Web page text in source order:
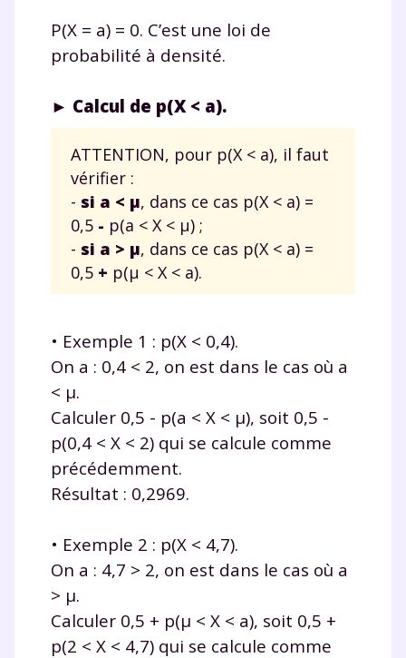
P(X = a) = 0. C’est une loi de
probabilité à densité.
► Calcul de p(X < a).
ATTENTION, pour p(X < a), il faut
vérifier :
- si a < μ, dans ce cas p(X < a) =
0,5 - p(a < X < μ) ;
- si a > μ, dans ce cas p(X < a) =
0,5 + p(μ < X < a).
• Exemple 1 : p(X < 0,4).
On a : 0,4 < 2, on est dans le cas où a
< μ.
Calculer 0,5 - p(a < X < μ), soit 0,5 -
p(0,4 < X < 2) qui se calcule comme
précédemment.
Résultat : 0,2969.
• Exemple 2 : p(X < 4,7).
On a : 4,7 > 2, on est dans le cas où a
> μ.
Calculer 0,5 + p(μ < X < a), soit 0,5 +
p(2 < X < 4,7) qui se calcule comme